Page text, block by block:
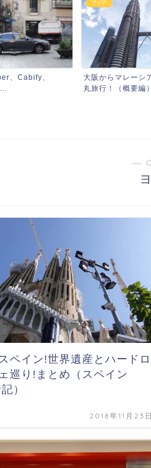
、Cabify、
アジア
大阪からマレーシ
丸旅行！（概要編
―
ペイン!世界遺産とハードロ
巡り!まとめ（スペイン
）
2018年11月23